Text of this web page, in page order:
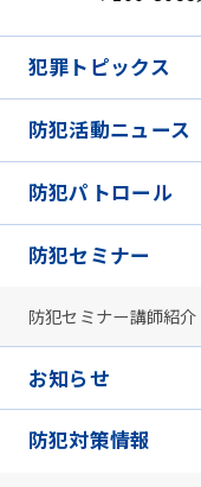
犯罪トピックス
防犯活動ニュース
防犯パトロール
防犯セミナー
防犯セミナー講師紹介
お知らせ
防犯対策情報